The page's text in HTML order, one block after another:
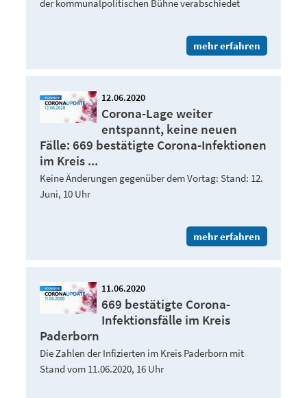
der kommunalpolitischen Bühne verabschiedet
mehr erfahren
12.06.2020
Corona-Lage weiter
entspannt, keine neuen
Fälle: 669 bestätigte Corona-Infektionen
im Kreis ...
Keine Änderungen gegenüber dem Vortag: Stand: 12.
Juni, 10 Uhr
mehr erfahren
11.06.2020
669 bestätigte Corona-
Infektionsfälle im Kreis
Paderborn
Die Zahlen der Infizierten im Kreis Paderborn mit
Stand vom 11.06.2020, 16 Uhr